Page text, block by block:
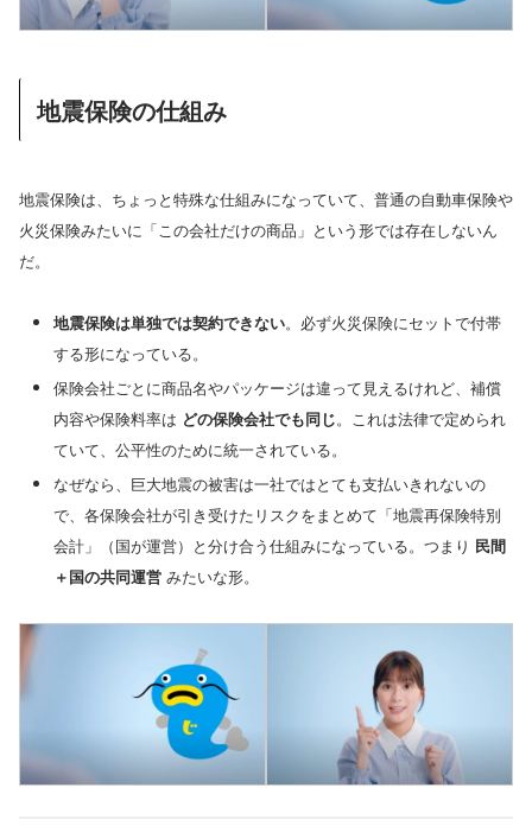
地震保険の仕組み
地震保険は、ちょっと特殊な仕組みになっていて、普通の自動車保険や
火災保険みたいに「この会社だけの商品」という形では存在しないん
だ。
地震保険は単独では契約できない。必ず火災保険にセットで付帯
する形になっている。
保険会社ごとに商品名やパッケージは違って見えるけれど、補償
内容や保険料率は どの保険会社でも同じ。これは法律で定められ
ていて、公平性のために統一されている。
なぜなら、巨大地震の被害は一社ではとても支払いきれないの
で、各保険会社が引き受けたリスクをまとめて「地震再保険特別
会計」（国が運営）と分け合う仕組みになっている。つまり 民間
＋国の共同運営みたいな形。